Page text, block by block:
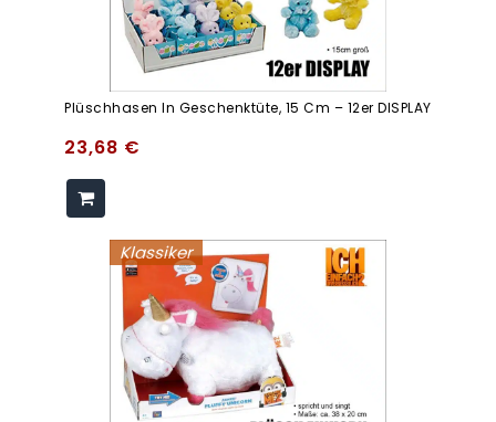
Plüschhasen In Geschenktüte, 15 Cm – 12er DISPLAY
23,68 €
Klassiker